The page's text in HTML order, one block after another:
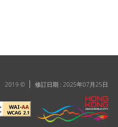
2019 © 修訂日期 : 2025年07月25日